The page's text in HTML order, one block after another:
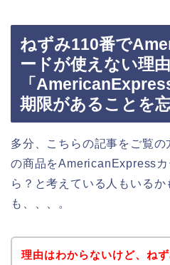
ねずみ110番で
ードが使えない理由
「
期限があることを
多分、こちらの記事をご覧
の商品をAmericanExpress
ら？と考えている人もいる
も、、、。
理由はわからないけど、ね